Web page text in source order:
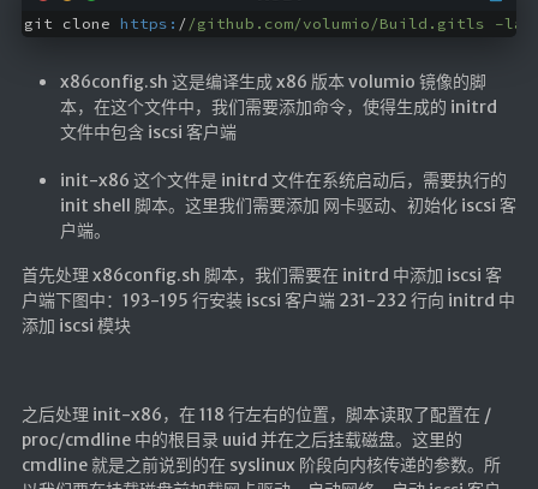
git clone https: //github.com/volumio/Build.gitls -la
x86config.sh 这是编译生成 x86 版本 volumio 镜像的脚
本，在这个文件中，我们需要添加命令，使得生成的 initrd
文件中包含 iscsi 客户端
init-x86 这个文件是 initrd 文件在系统启动后，需要执行的
init shell 脚本。这里我们需要添加 网卡驱动、初始化 iscsi 客
户端。
首先处理 x86config.sh 脚本，我们需要在 initrd 中添加 iscsi 客
户端下图中：193-195 行安装 iscsi 客户端 231-232 行向 initrd 中
添加 iscsi 模块
之后处理 init-x86，在 118 行左右的位置，脚本读取了配置在 /
proc/cmdline 中的根目录 uuid 并在之后挂载磁盘。这里的
cmdline 就是之前说到的在 syslinux 阶段向内核传递的参数。所